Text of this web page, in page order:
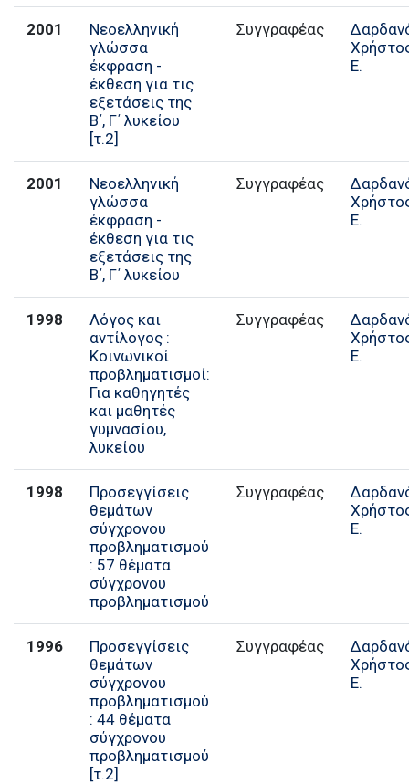
2001
Νεοελληνική
γλώσσα
έκφραση -
έκθεση για τις
εξετάσεις της
Β΄, Γ΄ λυκείου
[τ.2]
Συγγραφέας
Ε.
2001
Νεοελληνική
γλώσσα
έκφραση -
έκθεση για τις
εξετάσεις της
Β΄, Γ΄ λυκείου
Συγγραφέας
Ε.
1998
Λόγος και
αντίλογος :
Κοινωνικοί
προβληματισμοί:
Για καθηγητές
και μαθητές
γυμνασίου,
λυκείου
Συγγραφέας
Ε.
1998
Προσεγγίσεις
θεμάτων
σύγχρονου
προβληματισμού
: 57 θέματα
σύγχρονου
προβληματισμού
Συγγραφέας
Ε.
1996
Προσεγγίσεις
θεμάτων
σύγχρονου
προβληματισμού
: 44 θέματα
σύγχρονου
προβληματισμού
[τ.2]
Συγγραφέας
Ε.